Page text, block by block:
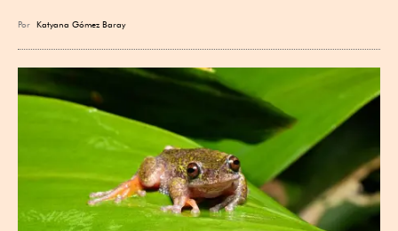
Por Katyana Gómez Baray